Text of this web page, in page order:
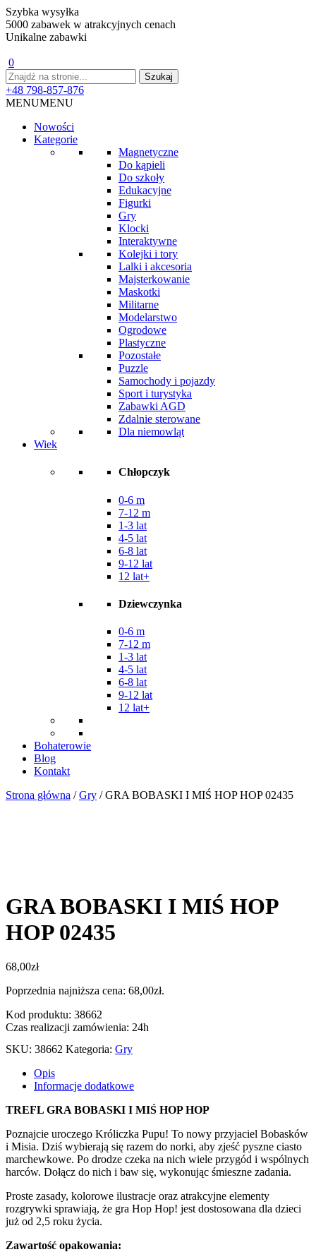
Szybka wysyłka
5000 zabawek w atrakcyjnych cenach
Unikalne zabawki
0
+48 798-857-876
MENUMENU
Nowości
Kategorie
Magnetyczne
Do kąpieli
Do szkoły
Edukacyjne
Figurki
Gry
Klocki
Interaktywne
Kolejki i tory
Lalki i akcesoria
Majsterkowanie
Maskotki
Militarne
Modelarstwo
Ogrodowe
Plastyczne
Pozostałe
Puzzle
Samochody i pojazdy
Sport i turystyka
Zabawki AGD
Zdalnie sterowane
Dla niemowląt
Wiek
Chłopczyk
0-6 m
7-12 m
1-3 lat
4-5 lat
6-8 lat
9-12 lat
12 lat+
Dziewczynka
0-6 m
7-12 m
1-3 lat
4-5 lat
6-8 lat
9-12 lat
12 lat+
Bohaterowie
Blog
Kontakt
Strona główna /Gry / GRA BOBASKI I MIŚ HOP HOP 02435
GRA BOBASKI I MIŚ HOP
HOP 02435
68,00zł
Poprzednia najniższa cena: 68,00zł.
Kod produktu: 38662
Czas realizacji zamówienia: 24h
SKU: 38662 Kategoria: Gry
Opis
Informacje dodatkowe
TREFL GRA BOBASKI I MIŚ HOP HOP
Poznajcie uroczego Króliczka Pupu! To nowy przyjaciel Bobasków
i Misia. Dziś wybierają się razem do norki, aby zjeść pyszne ciasto
marchewkowe. Po drodze czeka na nich wiele przygód i wspólnych
harców. Dołącz do nich i baw się, wykonując śmieszne zadania.
Proste zasady, kolorowe ilustracje oraz atrakcyjne elementy
rozgrywki sprawiają, że gra Hop Hop! jest dostosowana dla dzieci
już od 2,5 roku życia.
Zawartość opakowania: